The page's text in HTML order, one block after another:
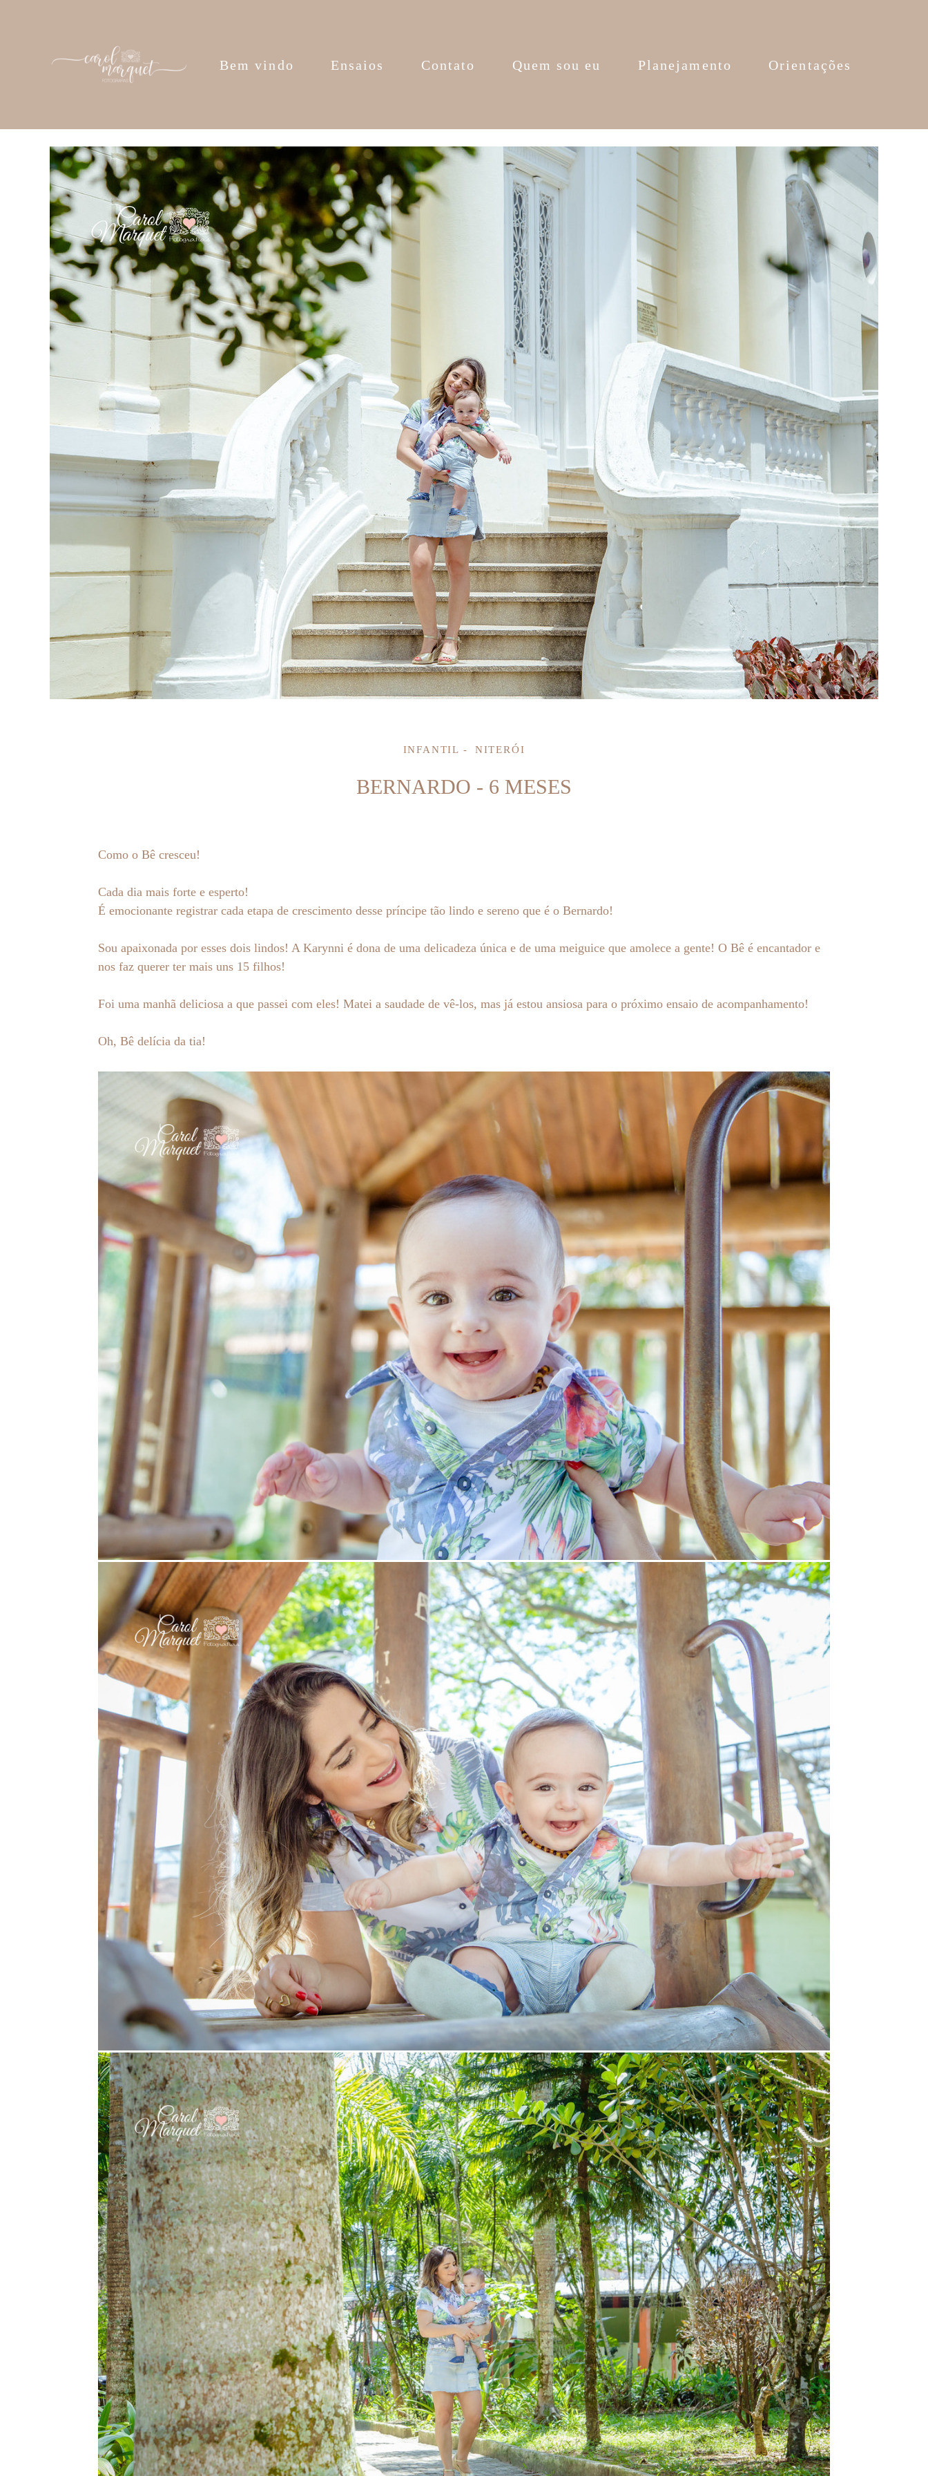
Bem vindo Ensaios Contato Quem sou eu Planejamento Orientações
INFANTIL NITERÓI
BERNARDO - 6 MESES
Como o Bê cresceu!
Cada dia mais forte e esperto!
É emocionante registrar cada etapa de crescimento desse príncipe tão lindo e sereno que é o Bernardo!
Sou apaixonada por esses dois lindos! A Karynni é dona de uma delicadeza única e de uma meiguice que amolece a gente! O Bê é encantador e
nos faz querer ter mais uns 15 filhos!
Foi uma manhã deliciosa a que passei com eles! Matei a saudade de vê-los, mas já estou ansiosa para o próximo ensaio de acompanhamento!
Oh, Bê delícia da tia!